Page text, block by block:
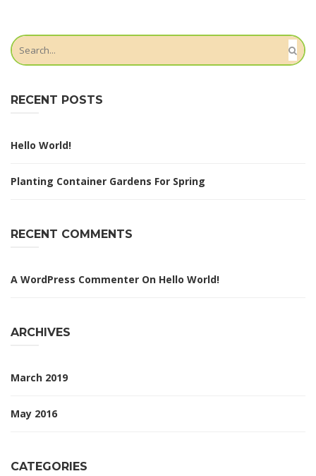
RECENT POSTS
Hello World!
Planting Container Gardens For Spring
RECENT COMMENTS
A WordPress Commenter On Hello World!
ARCHIVES
March 2019
May 2016
CATEGORIES